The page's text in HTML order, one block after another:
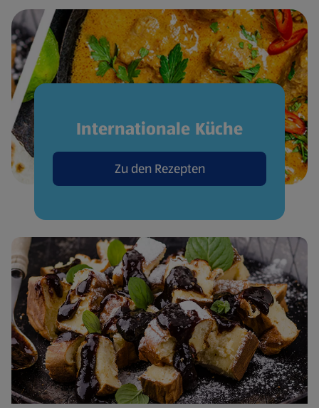
Internationale Küche
Zu den Rezepten